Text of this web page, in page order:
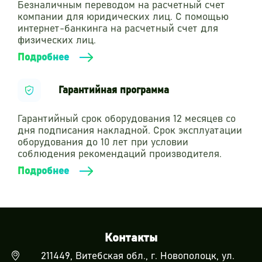
Безналичным переводом на расчетный счет
компании для юридических лиц. С помощью
интернет-банкинга на расчетный счет для
физических лиц.
Подробнее
Гарантийная программа
Гарантийный срок оборудования 12 месяцев со
дня подписания накладной. Срок эксплуатации
оборудования до 10 лет при условии
соблюдения рекомендаций производителя.
Подробнее
Контакты
211449, Витебская обл., г. Новополоцк, ул.